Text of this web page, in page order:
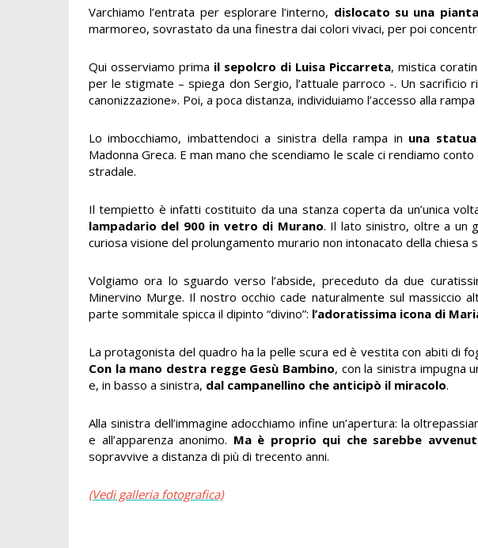
Varchiamo l’entrata per esplorare l’interno, dislocato su una
marmoreo, sovrastato da una finestra dai colori vivaci, per poi
Qui osserviamo prima il sepolcro di Luisa Piccarreta, mistica
per le stigmate – spiega don Sergio, l’attuale parroco -. Un sacrificio
canonizzazione». Poi, a poca distanza, individuiamo l’accesso alla
Lo imbocchiamo, imbattendoci a sinistra della rampa in una
Madonna Greca. E man mano che scendiamo le scale ci rendiamo
stradale.
Il tempietto è infatti costituito da una stanza coperta da un’unica
lampadario del 900 in vetro di Murano. Il lato sinistro, oltre a un
curiosa visione del prolungamento murario non intonacato della
Volgiamo ora lo sguardo verso l’abside, preceduto da due
Minervino Murge. Il nostro occhio cade naturalmente sul massiccio
parte sommitale spicca il dipinto “divino”: l’adoratissima icona di
La protagonista del quadro ha la pelle scura ed è vestita con abiti di
Con la mano destra regge Gesù Bambino, con la sinistra impugna
e, in basso a sinistra, dal campanellino che anticipò il miracolo.
Alla sinistra dell’immagine adocchiamo infine un’apertura: la
e all’apparenza anonimo. Ma è proprio qui che sarebbe
sopravvive a distanza di più di trecento anni.
(Vedi galleria fotografica)